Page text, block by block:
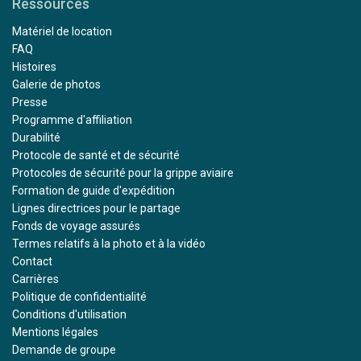
Matériel de location
FAQ
Histoires
Galerie de photos
Presse
Programme d'affiliation
Durabilité
Protocole de santé et de sécurité
Protocoles de sécurité pour la grippe aviaire
Formation de guide d'expédition
Lignes directrices pour le partage
Fonds de voyage assurés
Termes relatifs à la photo et à la vidéo
Contact
Carrières
Politique de confidentialité
Conditions d'utilisation
Mentions légales
Demande de groupe